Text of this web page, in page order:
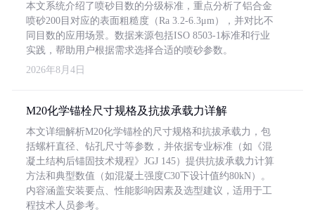
本文系统介绍了喷砂目数的分级标准，重点分析了铝合金
喷砂200目对应的表面粗糙度（Ra 3.2-6.3μm），并对比不
同目数的应用场景。数据来源包括ISO 8503-1标准和行业
实践，帮助用户根据需求选择合适的喷砂参数。
2026年8月4日
M20化学锚栓尺寸规格及抗拔承载力详解
本文详细解析M20化学锚栓的尺寸规格和抗拔承载力，包
括螺杆直径、钻孔尺寸等参数，并依据专业标准（如《混
凝土结构后锚固技术规程》JGJ 145）提供抗拔承载力计算
方法和典型数值（如混凝土强度C30下设计值约80kN）。
内容涵盖安装要点、性能影响因素及选型建议，适用于工
程技术人员参考。